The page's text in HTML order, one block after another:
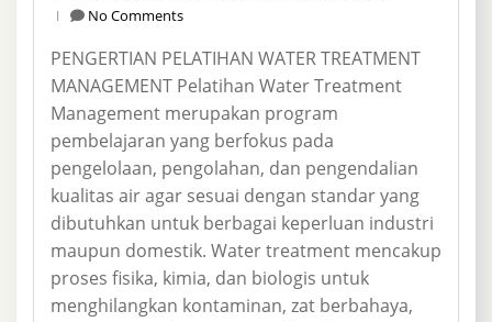
No Comments
PENGERTIAN PELATIHAN WATER TREATMENT
MANAGEMENT Pelatihan Water Treatment
Management merupakan program
pembelajaran yang berfokus pada
pengelolaan, pengolahan, dan pengendalian
kualitas air agar sesuai dengan standar yang
dibutuhkan untuk berbagai keperluan industri
maupun domestik. Water treatment mencakup
proses fisika, kimia, dan biologis untuk
menghilangkan kontaminan, zat berbahaya,